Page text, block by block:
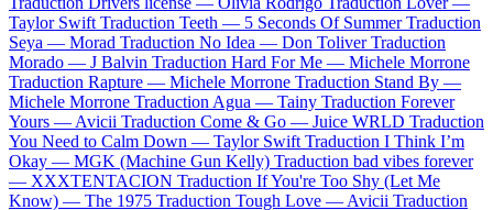
Taylor Swift Traduction Teeth — 5 Seconds Of Summer Traduction
Seya — Morad Traduction No Idea — Don Toliver Traduction
Morado — J Balvin Traduction Hard For Me — Michele Morrone
Traduction Rapture — Michele Morrone Traduction Stand By —
Michele Morrone Traduction Agua — Tainy Traduction Forever
Yours — Avicii Traduction Come & Go — Juice WRLD Traduction
You Need to Calm Down — Taylor Swift Traduction I Think I’m
Okay — MGK (Machine Gun Kelly) Traduction bad vibes forever
— XXXTENTACION Traduction If You're Too Shy (Let Me
Know) — The 1975 Traduction Tough Love — Avicii Traduction